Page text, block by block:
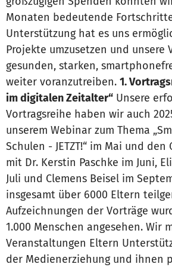
Monaten bedeutende
Unterstützung hat es uns
Projekte umzusetzen und unsere
gesunden, starken,
weiter voranzutreiben. 1.
im digitalen Zeitalter“ Unsere
Vortragsreihe haben wir auch
unserem Webinar zum Thema
Schulen - JETZT!“ im Mai und
mit Dr. Kerstin Paschke im Juni,
Juli und Clemens Beisel im
insgesamt über 6000 Eltern
Aufzeichnungen der Vorträge
1.000 Menschen angesehen. Wir
Veranstaltungen Eltern
der Medienerziehung und ihnen